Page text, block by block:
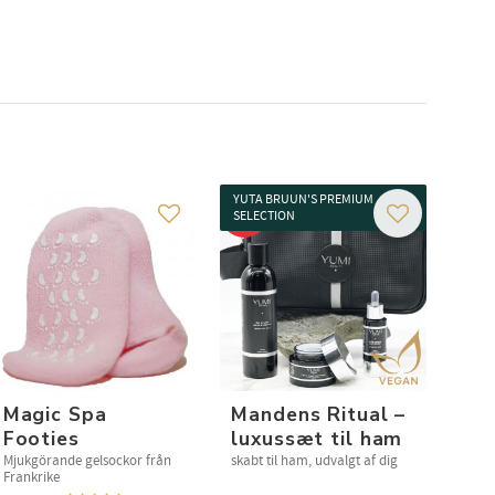
favorit
Magic Spa
Footies
Mjukgörande gelsockor från
Frankrike
Gem som favorit
Mandens Ritual –
luxussæt til ham
skabt til ham, udvalgt af dig
20%
YUTA BRUUN'S PREMIUM
SELECTION
Gem som